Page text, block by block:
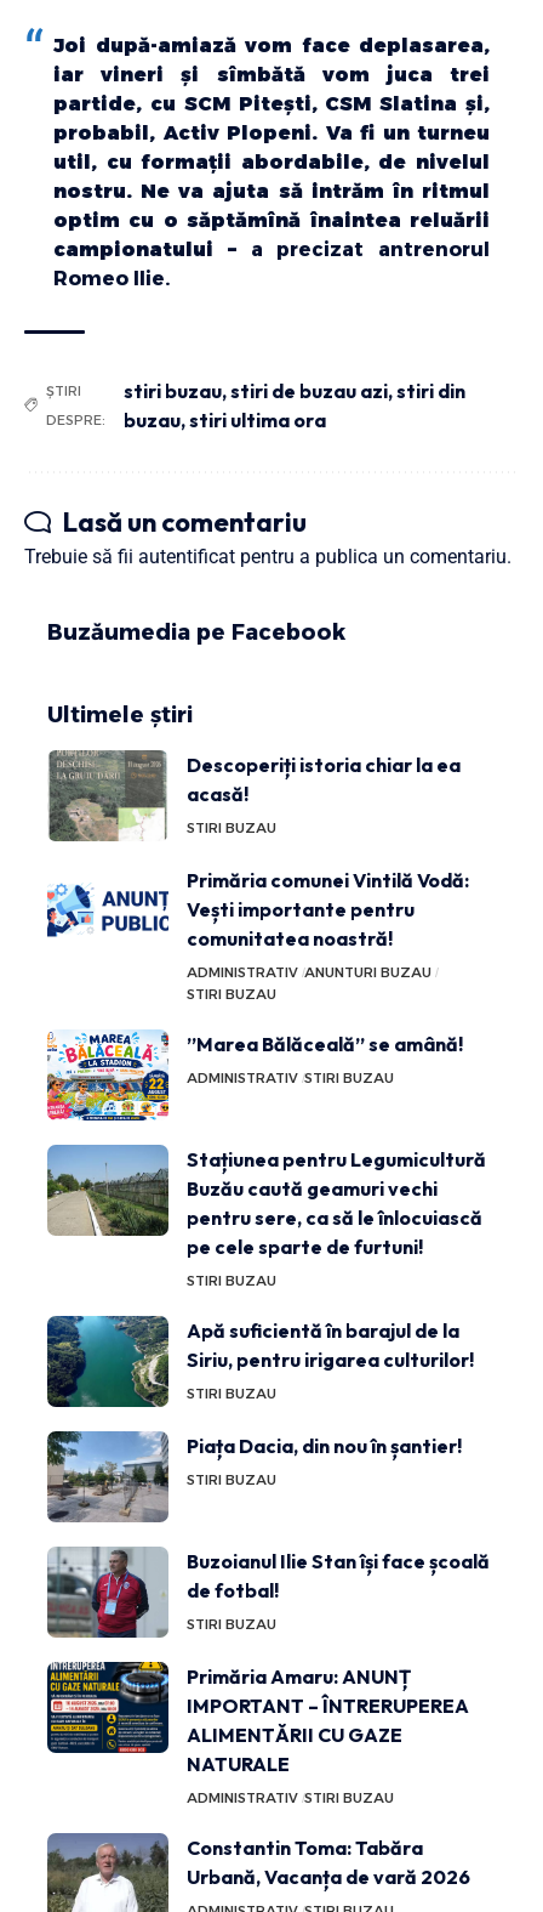
Joi după-amiază vom face deplasarea,
iar vineri și sîmbătă vom juca trei
partide, cu SCM Pitești, CSM Slatina și,
probabil, Activ Plopeni. Va fi un turneu
util, cu formații abordabile, de nivelul
nostru. Ne va ajuta să intrăm în ritmul
optim cu o săptămînă înaintea reluării
campionatului –a precizat antrenorul
Romeo Ilie.
ȘTIRI
DESPRE:
stiri buzau,stiri de buzau azi,stiri din
buzau,stiri ultima ora
Lasă un comentariu
Trebuie să fii autentificat pentru a publica un comentariu.
Buzăumedia pe Facebook
Ultimele știri
Descoperiți istoria chiar la ea
acasă!
STIRI BUZAU
Primăria comunei Vintilă Vodă:
Vești importante pentru
comunitatea noastră!
ADMINISTRATIV ANUNTURI BUZAU
STIRI BUZAU
”Marea Bălăceală” se amână!
ADMINISTRATIV STIRI BUZAU
Stațiunea pentru Legumicultură
Buzău caută geamuri vechi
pentru sere, ca să le înlocuiască
pe cele sparte de furtuni!
STIRI BUZAU
Apă suficientă în barajul de la
Siriu, pentru irigarea culturilor!
STIRI BUZAU
Piața Dacia, din nou în șantier!
STIRI BUZAU
Buzoianul Ilie Stan își face școală
de fotbal!
STIRI BUZAU
Primăria Amaru: ANUNȚ
IMPORTANT – ÎNTRERUPEREA
ALIMENTĂRII CU GAZE
NATURALE
ADMINISTRATIV STIRI BUZAU
Constantin Toma: Tabăra
Urbană, Vacanța de vară 2026